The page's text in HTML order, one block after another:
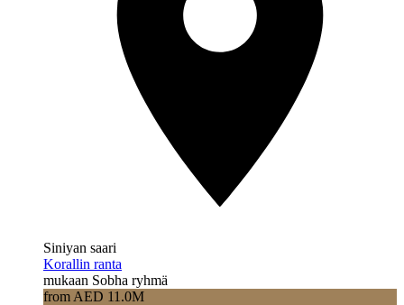
Siniyan saari
Korallin ranta
mukaan Sobha ryhmä
from AED 11.0M